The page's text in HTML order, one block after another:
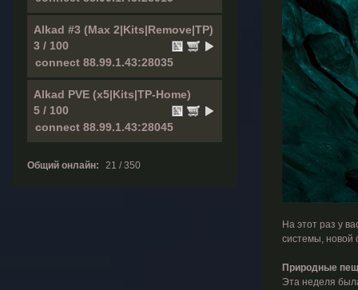
Alkad #3 (Max 2|Kits|Remove|TP)
3 / 100
Alkad PVE (x5|Kits|TP-Home)
5 / 100
Общий онлайн: 21 / 350
На этот раз у
системы, новой
Природные
Эта неделя